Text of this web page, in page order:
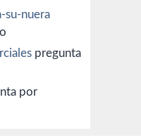
su-nuera
pregunta
por